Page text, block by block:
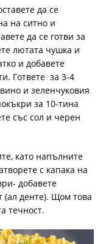
да се
на ситно и
да се готви за
лютата чушка и
и добавете
Гответе за 3-4
и зеленчуковия
за 10-тина
със сол и черен
като напълните
с капака на
добавете
(ал денте). Щом това
течност.